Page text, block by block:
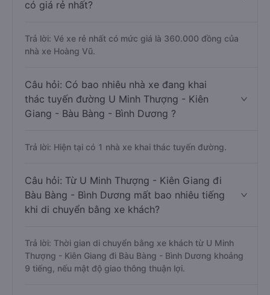
có giá rẻ nhất?
Trả lời: Vé xe rẻ nhất có mức giá là 360.000 đồng của
nhà xe Hoàng Vũ.
Câu hỏi: Có bao nhiêu nhà xe đang khai
thác tuyến đường U Minh Thượng - Kiên
Giang - Bàu Bàng - Bình Dương ?
Trả lời: Hiện tại có 1 nhà xe khai thác tuyến đường.
Câu hỏi: Từ U Minh Thượng - Kiên Giang đi
Bàu Bàng - Bình Dương mất bao nhiêu tiếng
khi di chuyển bằng xe khách?
Trả lời: Thời gian di chuyển bằng xe khách từ U Minh
Thượng - Kiên Giang đi Bàu Bàng - Bình Dương khoảng
9 tiếng, nếu mật độ giao thông thuận lợi.